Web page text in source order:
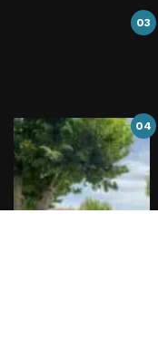
03
04